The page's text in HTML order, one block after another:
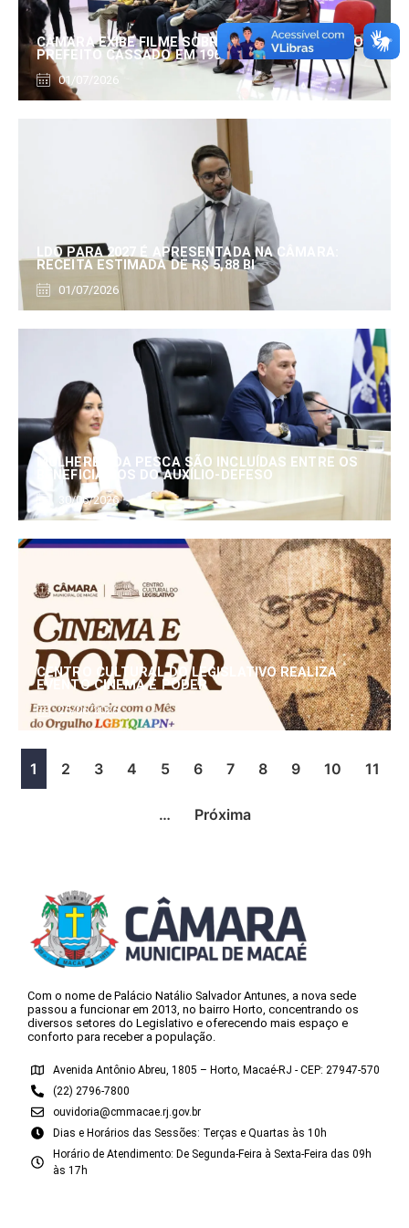
CÂMARA EXIBE FILME SOBRE EDUARDO SERRANO,
PREFEITO CASSADO EM 1960
01/07/2026
LDO PARA 2027 É APRESENTADA NA CÂMARA:
RECEITA ESTIMADA DE R$ 5,88 BI
01/07/2026
MULHERES DA PESCA SÃO INCLUÍDAS ENTRE OS
BENEFICIÁRIOS DO AUXÍLIO-DEFESO
30/06/2026
CENTRO CULTURAL DO LEGISLATIVO REALIZA
EVENTO CINEMA E PODER
25/06/2026
1 2 3 4 5 6 7 8 9 10 11
… Próxima
Com o nome de Palácio Natálio Salvador Antunes, a nova sede
passou a funcionar em 2013, no bairro Horto, concentrando os
diversos setores do Legislativo e oferecendo mais espaço e
conforto para receber a população.
Avenida Antônio Abreu, 1805 – Horto, Macaé-RJ - CEP: 27947-570
(22) 2796-7800
ouvidoria@cmmacae.rj.gov.br
Dias e Horários das Sessões: Terças e Quartas às 10h
Horário de Atendimento: De Segunda-Feira à Sexta-Feira das 09h
às 17h